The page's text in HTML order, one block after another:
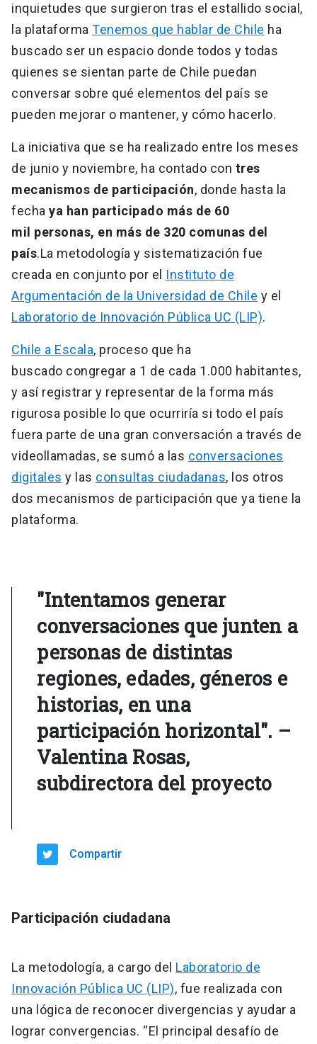
inquietudes que surgieron tras el estallido social,
la plataforma Tenemos que hablar de Chile ha
buscado ser un espacio donde todos y todas
quienes se sientan parte de Chile puedan
conversar sobre qué elementos del país se
pueden mejorar o mantener, y cómo hacerlo.
La iniciativa que se ha realizado entre los meses
de junio y noviembre, ha contado con tres
mecanismos de participación, donde hasta la
fecha ya han participado más de 60
mil personas, en más de 320 comunas del
país.La metodología y sistematización fue
creada en conjunto por el Instituto de
Argumentación de la Universidad de Chile y el
Laboratorio de Innovación Pública UC (LIP).
Chile a Escala, proceso que ha
buscado congregar a 1 de cada 1.000 habitantes,
y así registrar y representar de la forma más
rigurosa posible lo que ocurriría si todo el país
fuera parte de una gran conversación a través de
videollamadas, se sumó a las conversaciones
digitales y las consultas ciudadanas, los otros
dos mecanismos de participación que ya tiene la
plataforma.
"Intentamos generar
conversaciones que junten a
personas de distintas
regiones, edades, géneros e
historias, en una
participación horizontal". –
Valentina Rosas,
subdirectora del proyecto
Compartir
Participación ciudadana
La metodología, a cargo del Laboratorio de
Innovación Pública UC (LIP), fue realizada con
una lógica de reconocer divergencias y ayudar a
lograr convergencias. “El principal desafío de